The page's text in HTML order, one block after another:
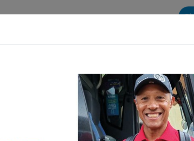
Voz de Xela Sports Contáctanos LA VOZ 25